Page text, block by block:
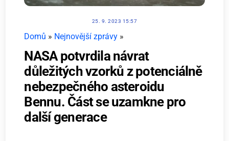
25. 9. 2023 15:57
Domů » Nejnovější zprávy »
NASA potvrdila návrat
důležitých vzorků z potenciálně
nebezpečného asteroidu
Bennu. Část se uzamkne pro
další generace